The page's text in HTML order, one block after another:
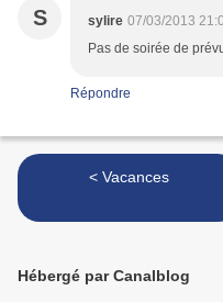
S sylire 07/03/2013
Pas de soirée de
Répondre
< Vacances
Hébergé par Canalblog